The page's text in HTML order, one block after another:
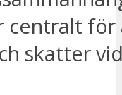
centralt för
skatter